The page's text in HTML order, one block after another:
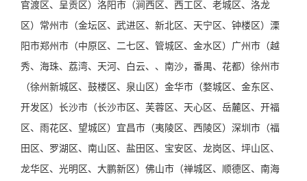
官渡区、呈贡区）洛阳市（涧西区、西工区、老城区、洛龙
区）常州市（金坛区、武进区、新北区、天宁区、钟楼区）溧
阳市郑州市（中原区、二七区、管城区、金水区）广州市（越
秀、海珠、荔湾、天河、白云、、南沙，番禺、花都）徐州市
（徐州新城区、鼓楼区、泉山区）金华市（婺城区、金东区、
开发区）长沙市（长沙市区、芙蓉区、天心区、岳麓区、开福
区、雨花区、望城区）宜昌市（夷陵区、西陵区）深圳市（福
田区、罗湖区、南山区、盐田区、宝安区、龙岗区、坪山区、
龙华区、光明区、大鹏新区）佛山市（禅城区、顺德区、南海